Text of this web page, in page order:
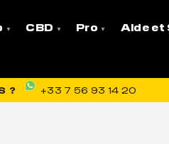
CBD Pro Aide et
? +33 7 56 93 14 20